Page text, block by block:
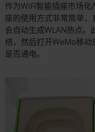
作为WiFi智能插座市场
座的使用方式非常简单
会自动生成WLAN热点。
络，然后打开WeMo移
是否通电。